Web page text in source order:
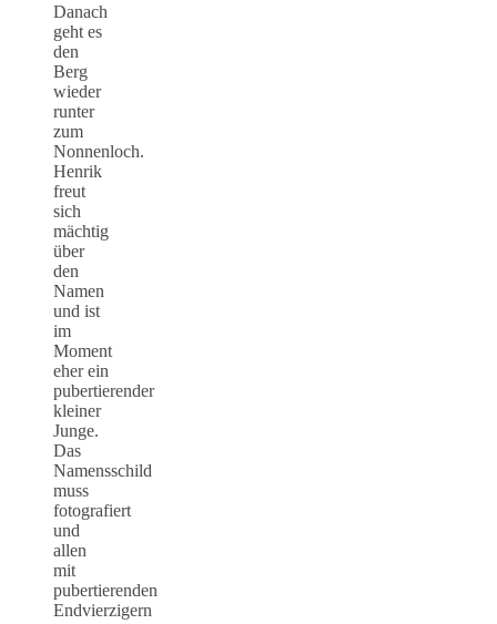
Danach
geht es
den
Berg
wieder
runter
zum
Nonnenloch.
Henrik
freut
sich
mächtig
über
den
Namen
und ist
im
Moment
eher ein
pubertierender
kleiner
Junge.
Das
Namensschild
muss
fotografiert
und
allen
mit
pubertierenden
Endvierzigern